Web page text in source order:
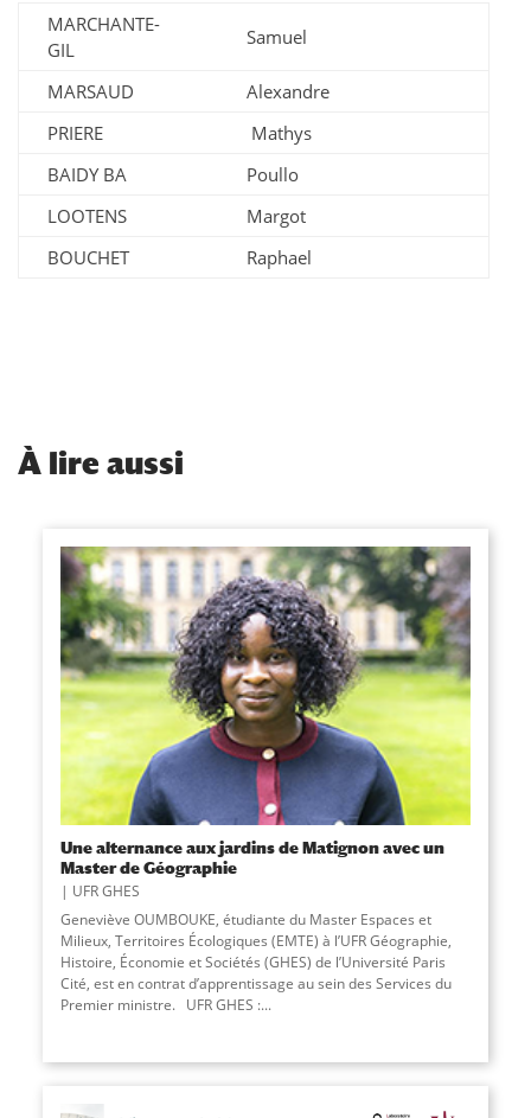
MARCHANTE-
GIL
Samuel
MARSAUD
Alexandre
PRIERE
Mathys
BAIDY BA
Poullo
LOOTENS
Margot
BOUCHET
Raphael
À lire aussi
Une alternance aux jardins de Matignon avec un
Master de Géographie
UFR GHES
Geneviève OUMBOUKE, étudiante du Master Espaces et
Milieux, Territoires Écologiques (EMTE) à l’UFR Géographie,
Histoire, Économie et Sociétés (GHES) de l’Université Paris
Cité, est en contrat d’apprentissage au sein des Services du
Premier ministre. UFR GHES :...